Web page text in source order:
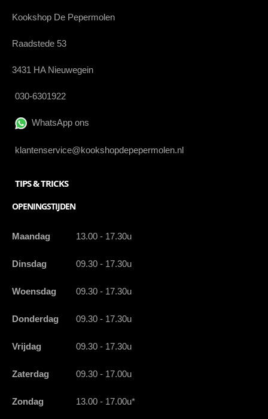
Kookshop De Pepermolen
Raadstede 53
3431 HA Nieuwegein
030-6301922
WhatsApp ons
klantenservice@kookshopdepepermolen.nl
TIPS & TRICKS
OPENINGSTIJDEN
Maandag 13.00 - 17.30u
Dinsdag 09.30 - 17.30u
Woensdag 09.30 - 17.30u
Donderdag 09.30 - 17.30u
Vrijdag 09.30 - 17.30u
Zaterdag 09.30 - 17.00u
Zondag 13.00 - 17.00u*